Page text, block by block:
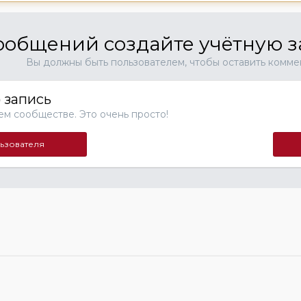
создайте учётную
Вы должны быть пользователем, чтобы оставить
сообществе. Это очень просто!